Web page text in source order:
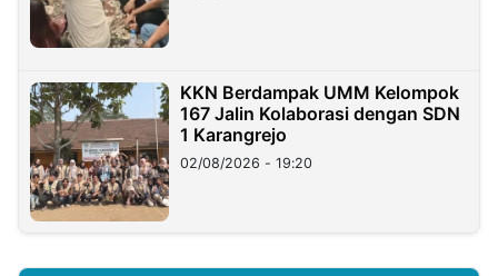
KKN Berdampak UMM Kelompok
167 Jalin Kolaborasi dengan SDN
1 Karangrejo
02/08/2026 - 19:20